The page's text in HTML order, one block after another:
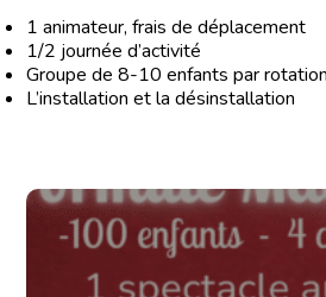
1 animateur, frais de déplacement
1/2 journée d’activité
Groupe de 8-10 enfants par
L’installation et la désinstallation